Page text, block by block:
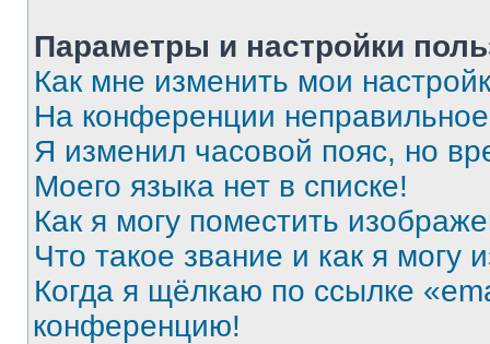
Параметры и настройки
Как мне изменить мои
На конференции
Я изменил часовой пояс, но
Моего языка нет в списке!
Как я могу поместить
Что такое звание и как я могу
Когда я щёлкаю по ссылке
конференцию!